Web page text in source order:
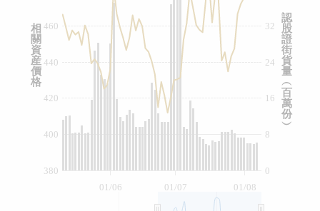
01/07
01/06 01/08
0
8
16
24
32
400
380
420
440
460
認
股
證
街
貨
量
︵
百
萬
份
︶
相
關
資
産
價
格
牛熊證文件及公告 (瑞信)
收市競價變化